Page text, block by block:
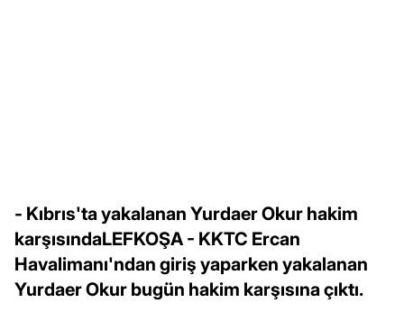
- Kıbrıs'ta yakalanan Yurdaer Okur hakim
karşısındaLEFKOŞA - KKTC Ercan
Havalimanı'ndan giriş yaparken yakalanan
Yurdaer Okur bugün hakim karşısına çıktı.